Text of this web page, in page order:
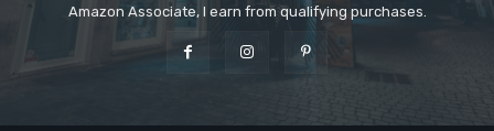
Amazon Associate, I earn from qualifying purchases.